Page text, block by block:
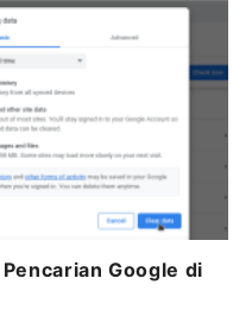
Google di